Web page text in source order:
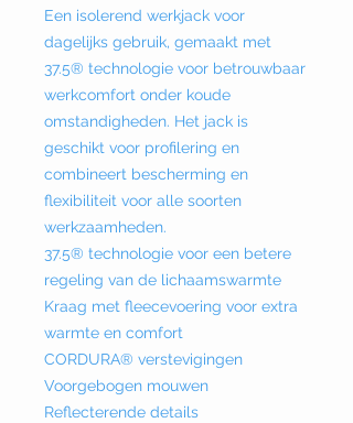
Een isolerend werkjack voor
dagelijks gebruik, gemaakt met
37.5® technologie voor betrouwbaar
werkcomfort onder koude
omstandigheden. Het jack is
geschikt voor profilering en
combineert bescherming en
flexibiliteit voor alle soorten
werkzaamheden.
37.5® technologie voor een betere
regeling van de lichaamswarmte
Kraag met fleecevoering voor extra
warmte en comfort
CORDURA® verstevigingen
Voorgebogen mouwen
Reflecterende details